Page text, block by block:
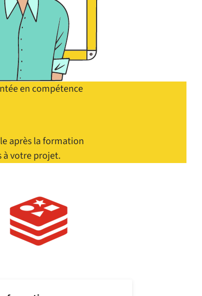
en compétence
après la formation
à votre projet.